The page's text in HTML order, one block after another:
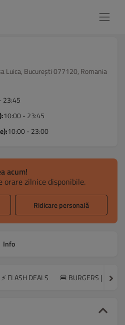
Luica, București 077120, Romania
23:45
10:00 - 23:45
10:00 - 23:00
acum!
zilnice disponibile.
Ridicare personală
Info
⚡ FLASH DEALS 🍔 BURGERS |